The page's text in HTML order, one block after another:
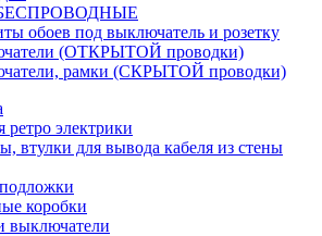
БЕСПРОВОДНЫЕ
обоев под выключатель и розетку
(ОТКРЫТОЙ проводки)
рамки (СКРЫТОЙ проводки)
ретро электрики
втулки для вывода кабеля из стены
коробки
выключатели